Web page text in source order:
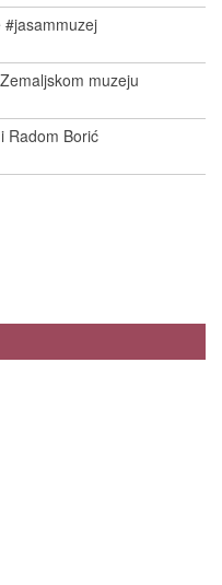
#jasammuzej
muzeju
Radom Borić